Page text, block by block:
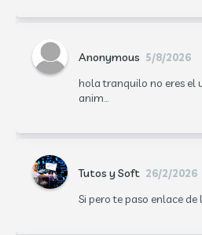
Anonymous 5/8/2026
hola tranquilo no eres el
anim...
Tutos y Soft 26/2/2026
Si pero te paso enlace